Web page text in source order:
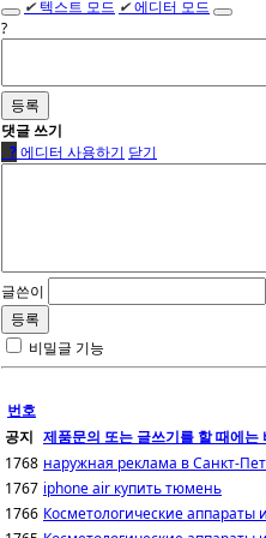
✔텍스트 모드 ✔에디터 모드
?
댓글 쓰기
?에디터 사용하기 닫기
글쓴이
비밀글 기능
번호
공지 제품문의 또는 글쓰기를 할 때에
1768 наружная реклама в Санкт-
1767 iphone air купить тюмень
1766 Косметологические аппараты